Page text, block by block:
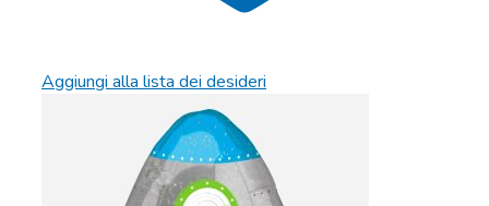
Aggiungi alla lista dei desideri